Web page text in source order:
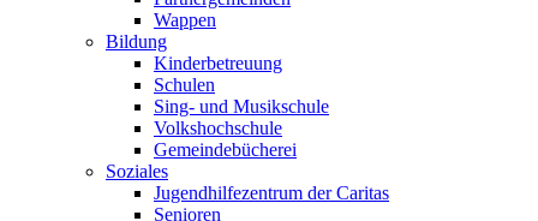
Wappen
Bildung
Kinderbetreuung
Schulen
Sing- und Musikschule
Volkshochschule
Gemeindebücherei
Soziales
Jugendhilfezentrum der Caritas
Senioren